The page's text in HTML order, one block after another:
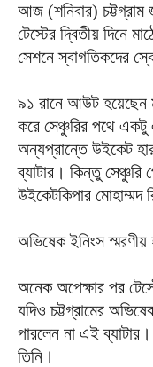
আজ (শনিবার) চট্টগ্রাম
টেস্টের দ্বিতীয় দিনে
সেশনে স্বাগতিকদের
৯১ রানে আউট হয়েছেন
করে সেঞ্চুরির পথে
অন্যপ্রান্তে উইকেট
ব্যাটার। কিন্তু
উইকেটকিপার মোহাম্মদ
অভিষেক ইনিংস স্মরণীয়
অনেক অপেক্ষার পর
যদিও চট্টগ্রামের
পারলেন না এই
তিনি।